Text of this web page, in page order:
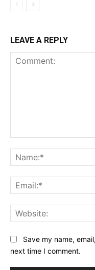
LEAVE A REPLY
Save my name,
next time I comment.